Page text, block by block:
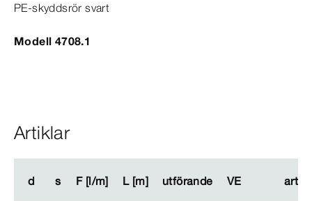
PE-​skyddsrör svart
Modell 4708.1
Artiklar
d s F [l/m] L [m] utförande VE
d s F [l/m] L [m] utförande VE